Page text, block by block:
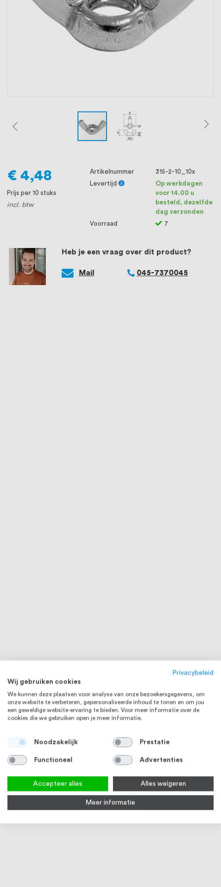
ons voorop, want we geloven dat een
goede relatie met onze klanten het
Heb je een vraag over dit product?
Mail 045-7370045
€ 4,48
Prijs per 10 stuks
incl. btw
Artikelnummer
315-2-10_10x
Levertijd
Op werkdagen
voor 14.00 u
besteld, dezelfde
dag verzonden
Voorraad
7
Draadeind M10 x 1000 mm DIN
Moer M10 DIN 934 RVS (A2) 20
Privacybeleid
Wij gebruiken cookies
We kunnen deze plaatsen voor analyse van onze bezoekersgegevens, om
onze website te verbeteren, gepersonaliseerde inhoud te tonen en om jou
een geweldige website-ervaring te bieden. Voor meer informatie over de
cookies die we gebruiken open je meer informatie.
Noodzakelijk Prestatie
Functioneel Advertenties
Accepteer alles Alles weigeren
Meer informatie